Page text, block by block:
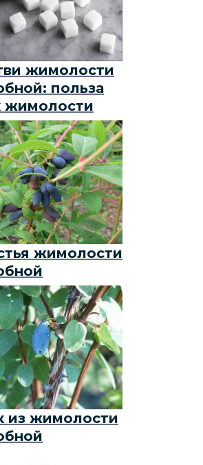
жимолости
польза
жимолости
жимолости
из жимолости